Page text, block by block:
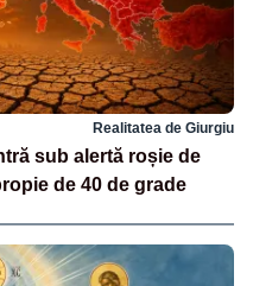
Realitatea de Giurgiu
sub alertă roșie de
de 40 de grade